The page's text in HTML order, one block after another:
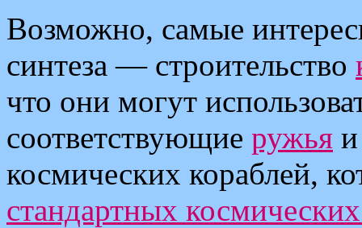
Возможно, самые
синтеза — строительство
что они могут
соответствующие ружья
космических кораблей,
стандартных